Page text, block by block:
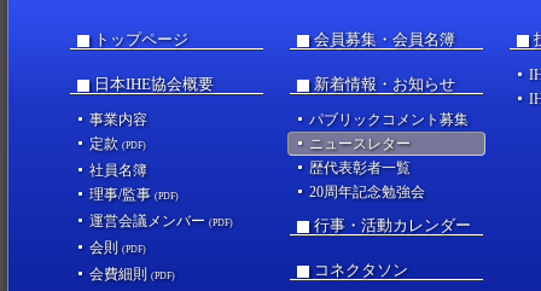
トップページ
日本IHE協会概要
事業内容
定款 (PDF)
社員名簿
理事/監事 (PDF)
運営会議メンバー (PDF)
会則 (PDF)
会費細則 (PDF)
会員募集・会員名簿
新着情報・お知らせ
パブリックコメント募集
ニュースレター
歴代表彰者一覧
20周年記念勉強会
行事・活動カレンダー
コネクタソン